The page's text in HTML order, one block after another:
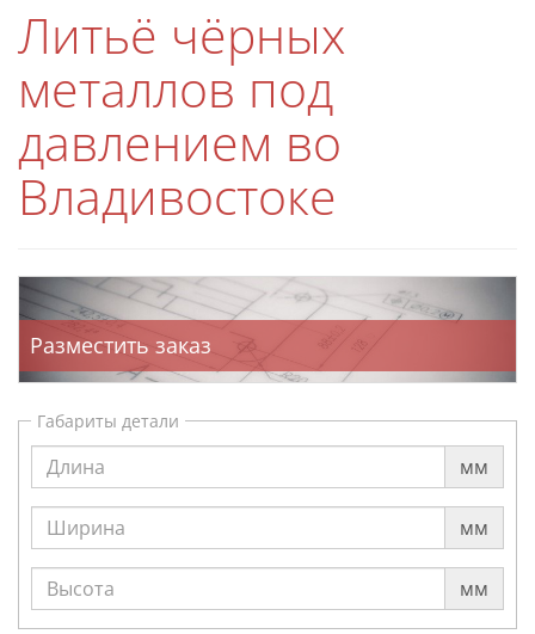
Литьё чёрных
металлов под
давлением во
Владивостоке
Разместить заказ
Габариты детали
мм
мм
мм